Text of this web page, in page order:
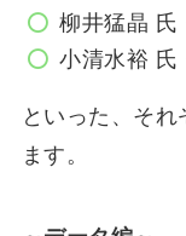
柳井猛晶 氏
小清水裕 氏
といった、そ
ます。